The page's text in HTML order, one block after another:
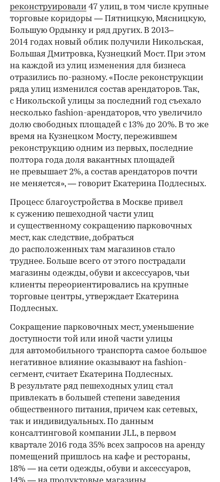
реконструировали 47 улиц, в том числе крупные
торговые коридоры — Пятницкую, Мясницкую,
Большую Ордынку и ряд других. В 2013–
2014 годах новый облик получили Никольская,
Большая Дмитровка, Кузнецкий Мост. При этом
на каждой из улиц изменения для бизнеса
отразились по-разному. «После реконструкции
ряда улиц изменился состав арендаторов. Так,
с Никольской улицы за последний год съехало
несколько fashion-арендаторов, что увеличило
долю свободных площадей с 13% до 20%. В то же
время на Кузнецком Мосту, пережившем
реконструкцию одним из первых, последние
полтора года доля вакантных площадей
не превышает 2%, а состав арендаторов почти
не меняется», — говорит Екатерина Подлесных.
Процесс благоустройства в Москве привел
к сужению пешеходной части улиц
и существенному сокращению парковочных
мест, как следствие, добраться
до расположенных там магазинов стало
труднее. Больше всего от этого пострадали
магазины одежды, обуви и аксессуаров, чьи
клиенты переориентировались на крупные
торговые центры, утверждает Екатерина
Подлесных.
Сокращение парковочных мест, уменьшение
доступности той или иной части улицы
для автомобильного транспорта самое большое
негативное влияние оказывают на fashion-
сегмент, считает Екатерина Подлесных.
В результате ряд пешеходных улиц стал
привлекать в большей степени заведения
общественного питания, причем как сетевых,
так и индивидуальных. По данным
консалтинговой компании JLL, в первом
квартале 2016 года 35% всех запросов на аренду
помещений пришлось на кафе и рестораны,
18% — на сети одежды, обуви и аксессуаров,